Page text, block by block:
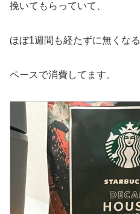
挽いてもらっていて、
ほぼ1週間も経たずに無くなる
ペースで消費してます。